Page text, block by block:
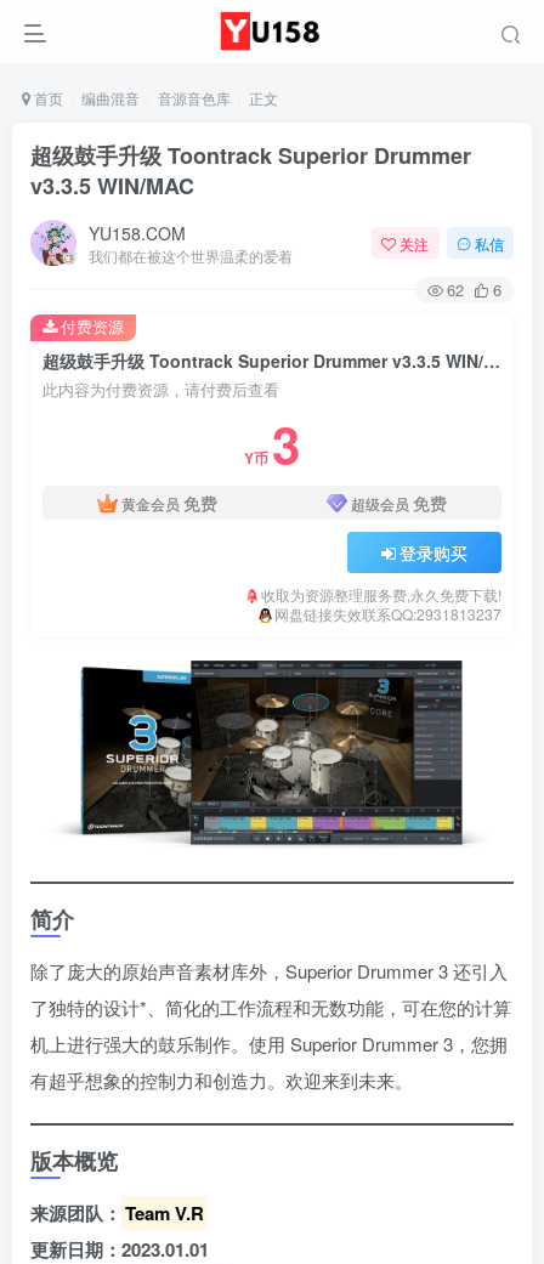
首页 编曲混音 音源音色库 正文
超级鼓手升级 Toontrack Superior Drummer
v3.3.5 WIN/MAC
YU158.COM
我们都在被这个世界温柔的爱着
关注 私信
62 6
超级鼓手升级 Toontrack Superior Drummer v3.3.5 WIN/MAC
此内容为付费资源，请付费后查看
Y币 3
黄金会员 免费 超级会员 免费
登录购买
收取为资源整理服务费,永久免费下载!
网盘链接失效联系QQ:2931813237
付费资源
简介
除了庞大的原始声音素材库外，Superior Drummer 3 还引入
了独特的设计*、简化的工作流程和无数功能，可在您的计算
机上进行强大的鼓乐制作。使用 Superior Drummer 3，您拥
有超乎想象的控制力和创造力。欢迎来到未来。
版本概览
来源团队： Team V.R
更新日期：2023.01.01